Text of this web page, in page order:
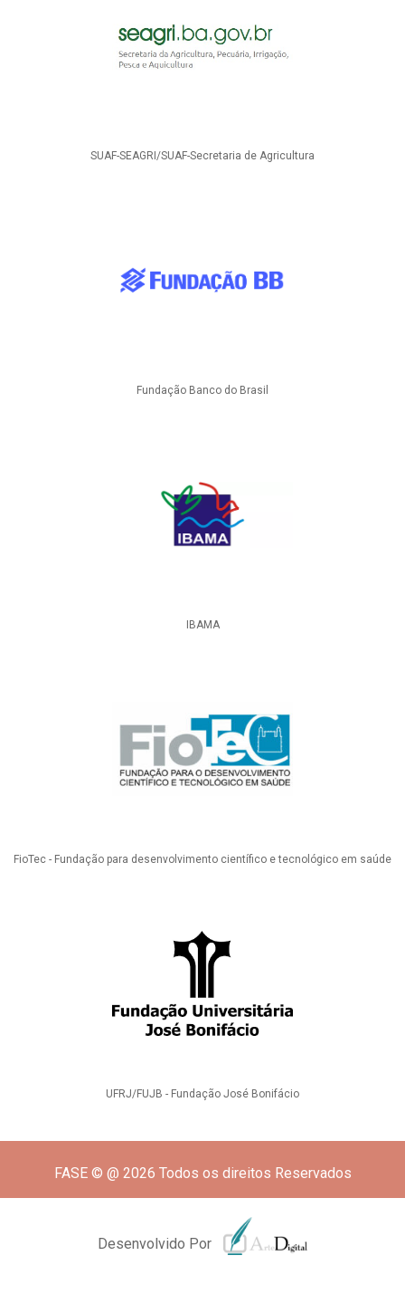
SUAF-SEAGRI/SUAF-Secretaria de Agricultura
Fundação Banco do Brasil
IBAMA
FioTec - Fundação para desenvolvimento científico e tecnológico em saúde
UFRJ/FUJB - Fundação José Bonifácio
FASE © @ 2026 Todos os direitos Reservados
Desenvolvido Por